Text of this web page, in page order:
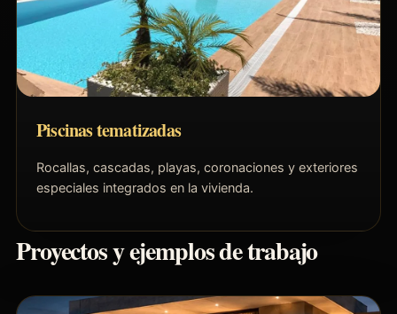
Piscinas tematizadas
Rocallas, cascadas, playas, coronaciones y exteriores
especiales integrados en la vivienda.
Proyectos y ejemplos de trabajo